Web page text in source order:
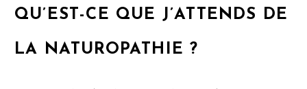
QU’EST-CE QUE J’ATTENDS DE
LA NATUROPATHIE ?